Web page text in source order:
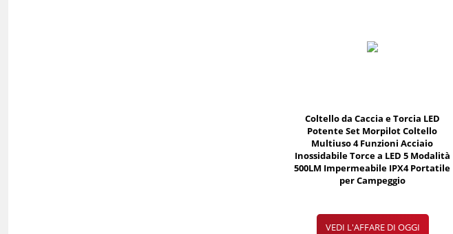
Coltello da Caccia e Torcia LED
Potente Set Morpilot Coltello
Multiuso 4 Funzioni Acciaio
Inossidabile Torce a LED 5 Modalità
500LM Impermeabile IPX4 Portatile
per Campeggio
VEDI L'AFFARE DI OGGI